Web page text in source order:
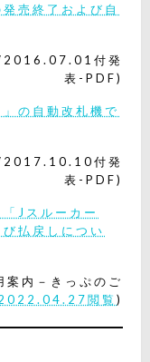
売終了および自
2016.07.01付発
表-PDF)
の自動改札機で
2017.10.10付発
表-PDF)
Jスルーカー
払戻しについ
内－きっぷのご
閲覧 )